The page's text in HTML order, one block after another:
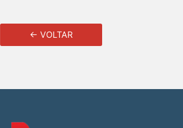
← VOLTAR